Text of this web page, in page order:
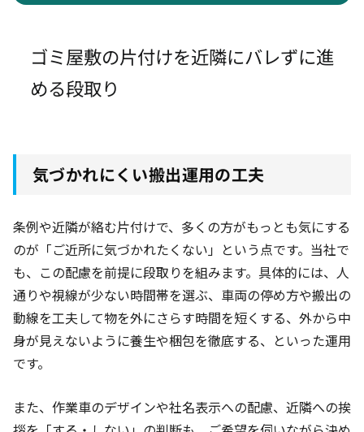
ゴミ屋敷の片付けを近隣にバレずに進
める段取り
気づかれにくい搬出運用の工夫
条例や近隣が絡む片付けで、多くの方がもっとも気にする
のが「ご近所に気づかれたくない」という点です。当社で
も、この配慮を前提に段取りを組みます。具体的には、人
通りや視線が少ない時間帯を選ぶ、車両の停め方や搬出の
動線を工夫して物を外にさらす時間を短くする、外から中
身が見えないように養生や梱包を徹底する、といった運用
です。
また、作業車のデザインや社名表示への配慮、近隣への挨